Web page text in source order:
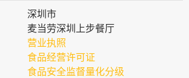
深圳市
麦当劳深圳上步餐厅
营业执照
食品经营许可证
食品安全监督量化分级